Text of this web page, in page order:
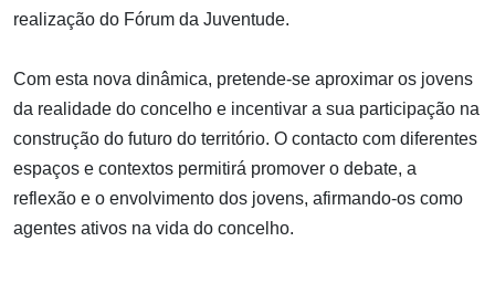
realização do Fórum da Juventude.
Com esta nova dinâmica, pretende-se aproximar os jovens
da realidade do concelho e incentivar a sua participação na
construção do futuro do território. O contacto com diferentes
espaços e contextos permitirá promover o debate, a
reflexão e o envolvimento dos jovens, afirmando-os como
agentes ativos na vida do concelho.